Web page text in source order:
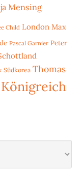
Mensing
Child London Max
Pascal Garnier Peter
Südkorea Thomas